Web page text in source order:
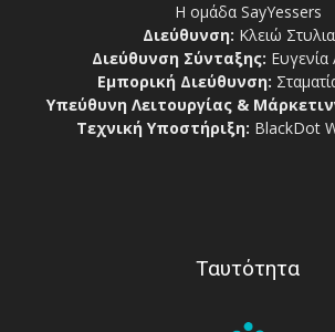
Η ομάδα SayYessers
Διεύθυνση: Κλειώ
Διεύθυνση Σύνταξης:
Εμπορική Διεύθυνση:
Υπεύθυνη Λειτουργίας &
Τεχνική Υποστήριξη: BlackDot
Ταυτότητα